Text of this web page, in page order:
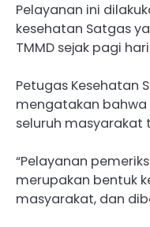
Pelayanan ini
kesehatan Satgas
TMMD sejak pagi
Petugas Kesehatan
mengatakan
seluruh
“Pelayanan
merupakan bentuk
masyarakat, dan